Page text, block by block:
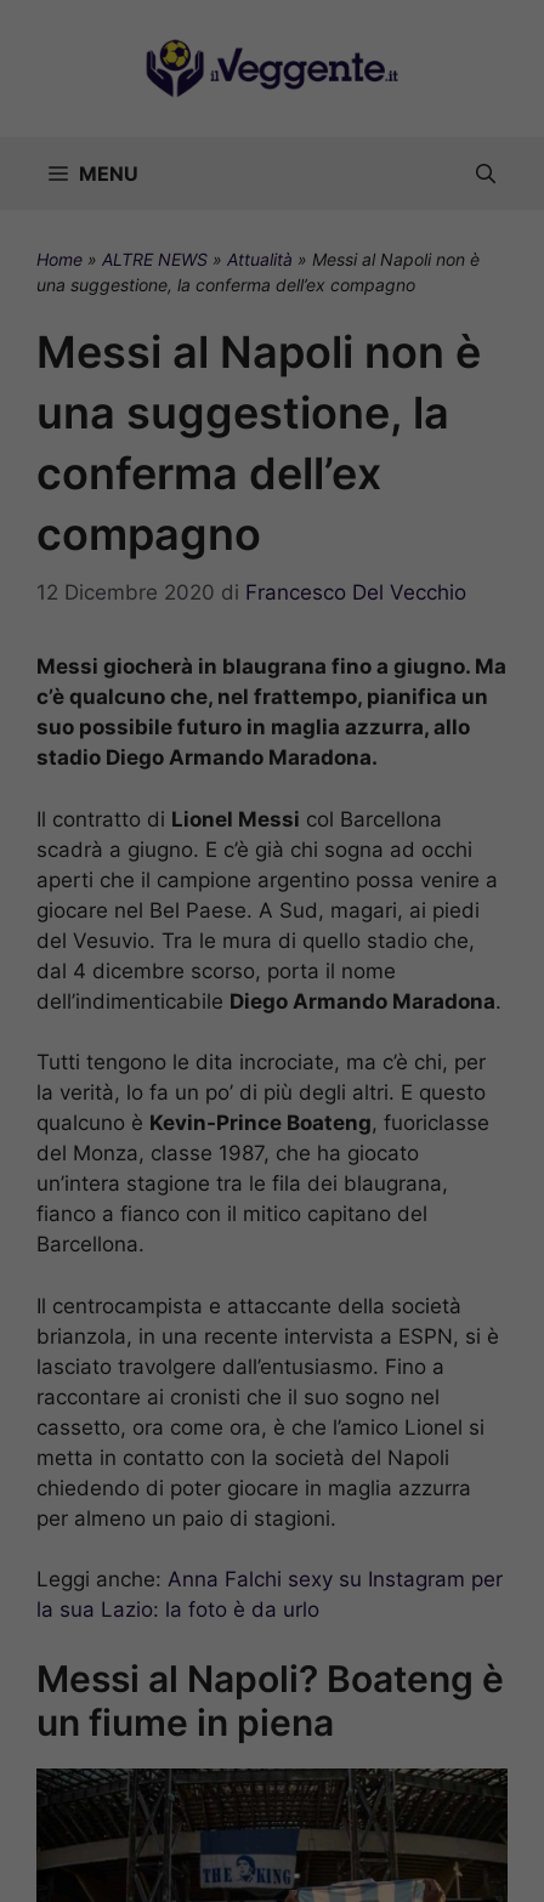
MENU
Home » ALTRE NEWS » Attualità » Messi al Napoli non è
una suggestione, la conferma dell’ex compagno
Messi al Napoli non è
una suggestione, la
conferma dell’ex
compagno
12 Dicembre 2020 di Francesco Del Vecchio
Messi giocherà in blaugrana fino a giugno. Ma
c’è qualcuno che, nel frattempo, pianifica un
suo possibile futuro in maglia azzurra, allo
stadio Diego Armando Maradona.
Il contratto di Lionel Messi col Barcellona
scadrà a giugno. E c’è già chi sogna ad occhi
aperti che il campione argentino possa venire a
giocare nel Bel Paese. A Sud, magari, ai piedi
del Vesuvio. Tra le mura di quello stadio che,
dal 4 dicembre scorso, porta il nome
dell’indimenticabile Diego Armando Maradona.
Tutti tengono le dita incrociate, ma c’è chi, per
la verità, lo fa un po’ di più degli altri. E questo
qualcuno è Kevin-Prince Boateng, fuoriclasse
del Monza, classe 1987, che ha giocato
un’intera stagione tra le fila dei blaugrana,
fianco a fianco con il mitico capitano del
Barcellona.
Il centrocampista e attaccante della società
brianzola, in una recente intervista a ESPN, si è
lasciato travolgere dall’entusiasmo. Fino a
raccontare ai cronisti che il suo sogno nel
cassetto, ora come ora, è che l’amico Lionel si
metta in contatto con la società del Napoli
chiedendo di poter giocare in maglia azzurra
per almeno un paio di stagioni.
Leggi anche: Anna Falchi sexy su Instagram per
la sua Lazio: la foto è da urlo
Messi al Napoli? Boateng è
un fiume in piena